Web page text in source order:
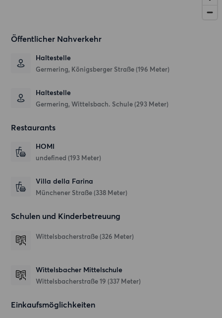
Öffentlicher Nahverkehr
Haltestelle
Germering, Königsberger Straße (196 Meter)
Haltestelle
Germering, Wittelsbach. Schule (293 Meter)
Restaurants
HOMI
undefined (193 Meter)
Villa della Farina
Münchener Straße (338 Meter)
Schulen und Kinderbetreuung
Wittelsbacherstraße (326 Meter)
Wittelsbacher Mittelschule
Wittelsbacherstraße 19 (337 Meter)
Einkaufsmöglichkeiten